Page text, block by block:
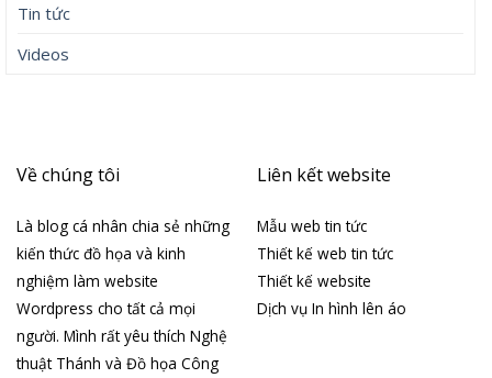
Tin tức
Videos
Về chúng tôi
Là blog cá nhân chia sẻ những
kiến thức đồ họa và kinh
nghiệm làm website
Wordpress cho tất cả mọi
người. Mình rất yêu thích Nghệ
thuật Thánh và Đồ họa Công
Liên kết website
Mẫu web tin tức
Thiết kế web tin tức
Thiết kế website
Dịch vụ In hình lên áo